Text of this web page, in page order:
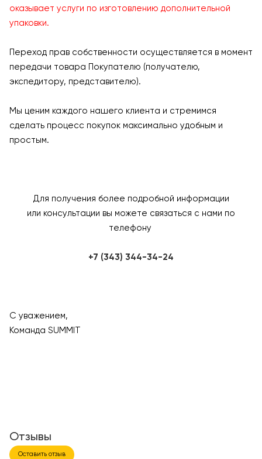
оказывает услуги по изготовлению дополнительной
упаковки.
Переход прав собственности осуществляется в момент
передачи товара Покупателю (получателю,
экспедитору, представителю).
Мы ценим каждого нашего клиента и стремимся
сделать процесс покупок максимально удобным и
простым.
Для получения более подробной информации
или консультации вы можете связаться с нами по
телефону
+7 (343) 344-34-24
С уважением,
Команда SUMMIT
Отзывы
Оставить отзыв